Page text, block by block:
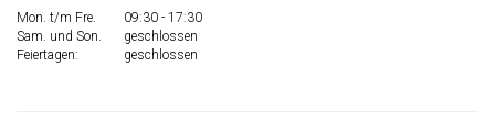
Mon. t/m Fre.
09:30 - 17:30
Sam. und Son.
geschlossen
Feiertagen:
geschlossen